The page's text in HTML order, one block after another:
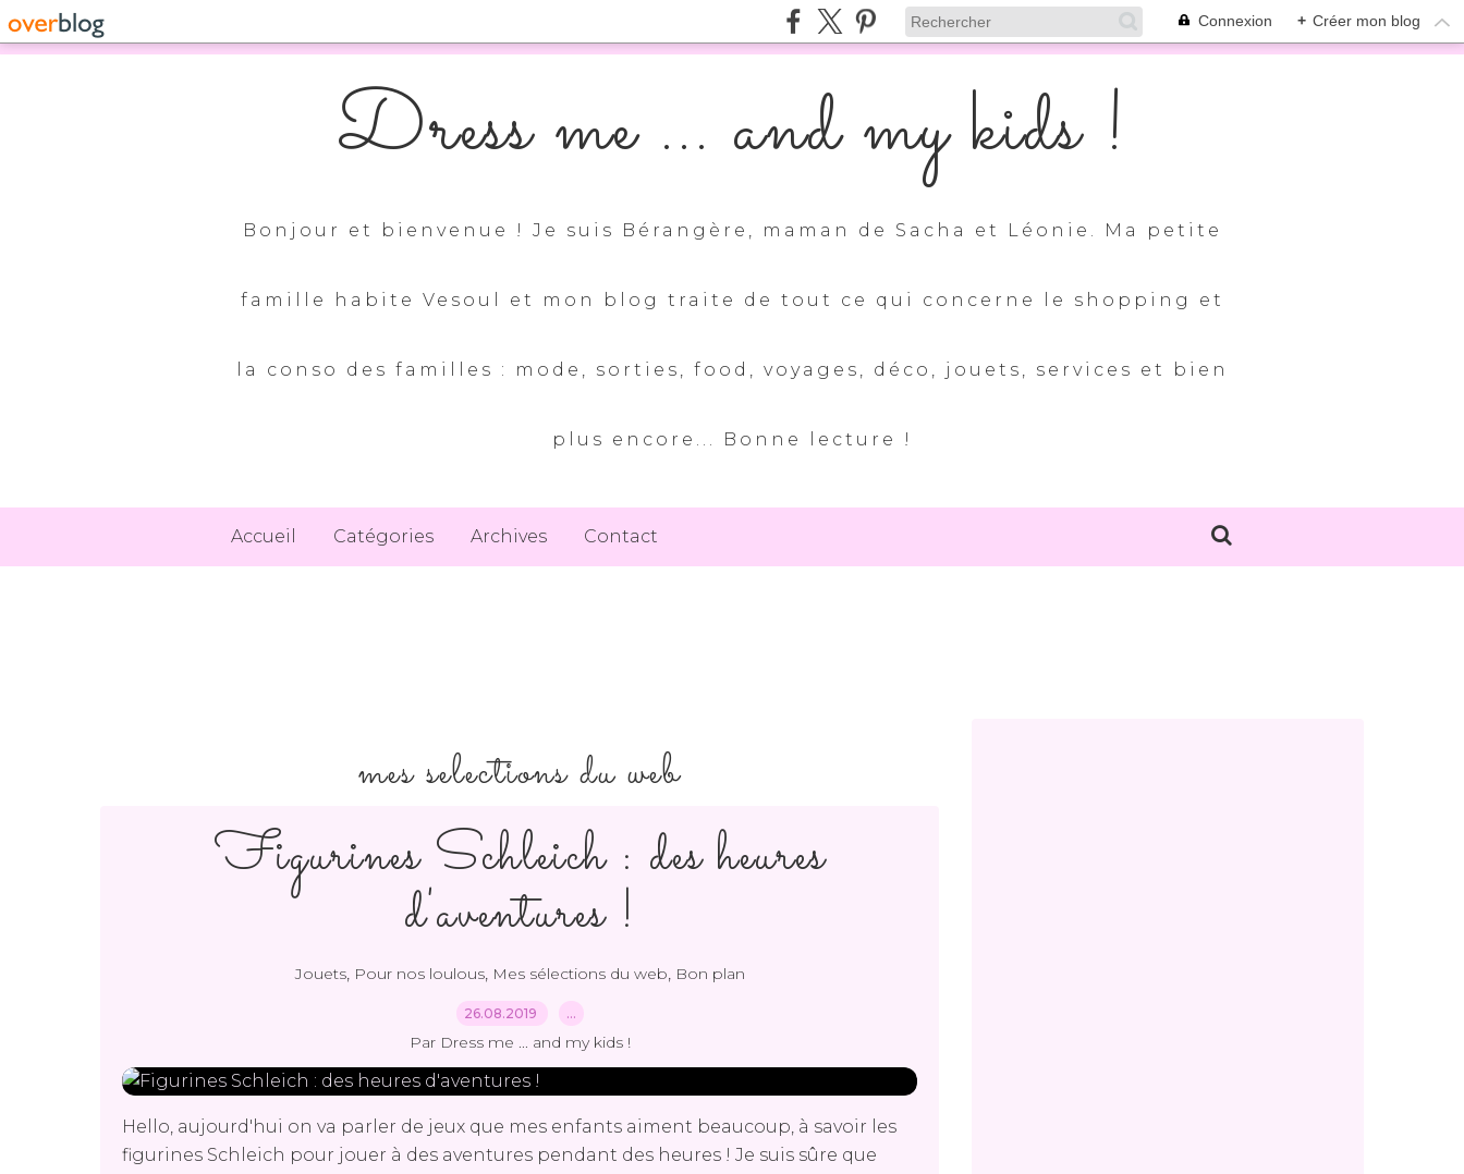
Connexion + Créer mon blog
Dress me ... and my kids !
Bonjour et bienvenue ! Je suis Bérangère, maman de Sacha et Léonie. Ma petite
famille habite Vesoul et mon blog traite de tout ce qui concerne le shopping et
la conso des familles : mode, sorties, food, voyages, déco, jouets, services et bien
plus encore... Bonne lecture !
Accueil Catégories Archives Contact
mes selections du web
Figurines Schleich : des heures
d'aventures !
Jouets, Pour nos loulous, Mes sélections du web, Bon plan
26.08.2019 …
Par Dress me ... and my kids !
Hello, aujourd'hui on va parler de jeux que mes enfants aiment beaucoup, à savoir les
figurines Schleich pour jouer à des aventures pendant des heures ! Je suis sûre que